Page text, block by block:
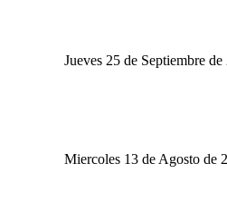
Jueves 25 de Septiembre de
Miercoles 13 de Agosto de